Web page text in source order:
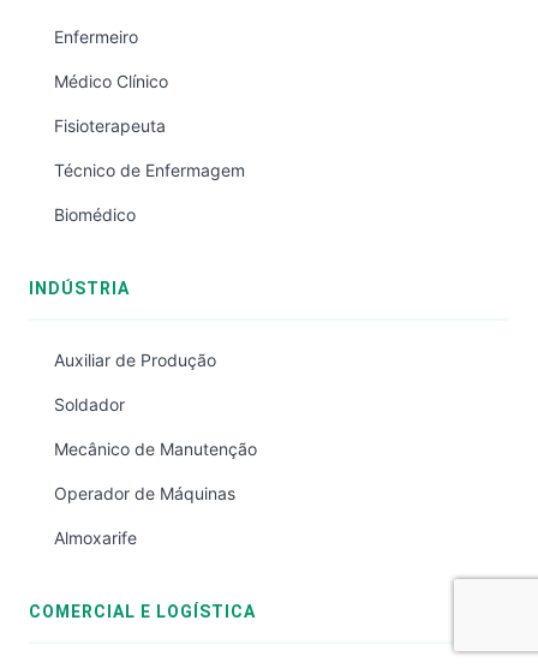
Enfermeiro
Médico Clínico
Fisioterapeuta
Técnico de Enfermagem
Biomédico
INDÚSTRIA
Auxiliar de Produção
Soldador
Mecânico de Manutenção
Operador de Máquinas
Almoxarife
COMERCIAL E LOGÍSTICA